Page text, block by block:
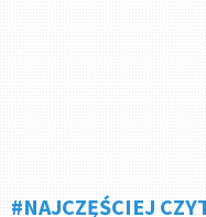
#NAJCZĘŚCIEJ